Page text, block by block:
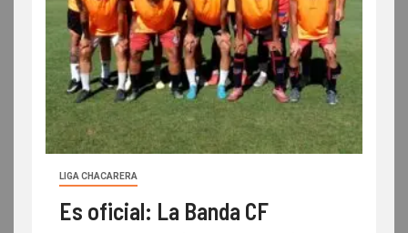
LIGA CHACARERA
Es oficial: La Banda CF